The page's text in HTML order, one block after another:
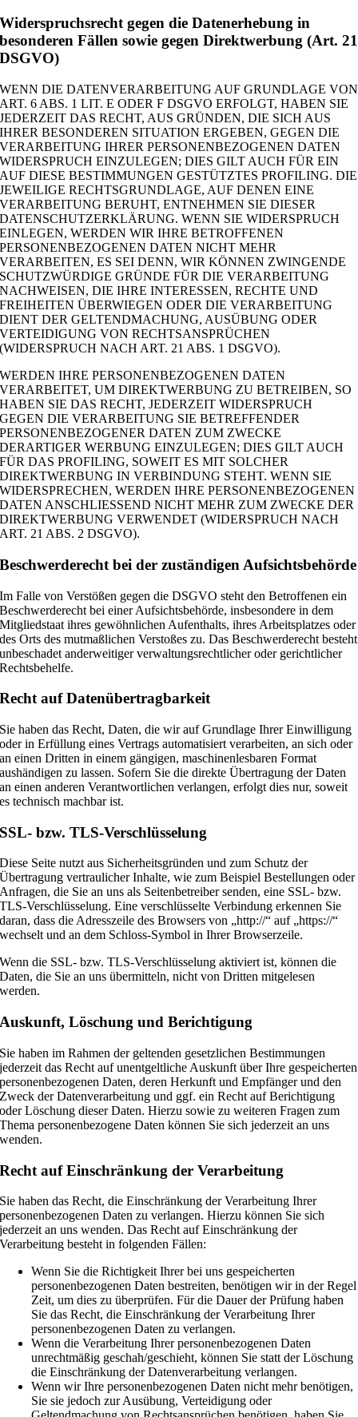
Widerspruchsrecht gegen die Datenerhebung in
besonderen Fällen sowie gegen Direktwerbung (Art. 21
DSGVO)
WENN DIE DATENVERARBEITUNG AUF GRUNDLAGE VON
ART. 6 ABS. 1 LIT. E ODER F DSGVO ERFOLGT, HABEN SIE
JEDERZEIT DAS RECHT, AUS GRÜNDEN, DIE SICH AUS
IHRER BESONDEREN SITUATION ERGEBEN, GEGEN DIE
VERARBEITUNG IHRER PERSONENBEZOGENEN DATEN
WIDERSPRUCH EINZULEGEN; DIES GILT AUCH FÜR EIN
AUF DIESE BESTIMMUNGEN GESTÜTZTES PROFILING. DIE
JEWEILIGE RECHTSGRUNDLAGE, AUF DENEN EINE
VERARBEITUNG BERUHT, ENTNEHMEN SIE DIESER
DATENSCHUTZERKLÄRUNG. WENN SIE WIDERSPRUCH
EINLEGEN, WERDEN WIR IHRE BETROFFENEN
PERSONENBEZOGENEN DATEN NICHT MEHR
VERARBEITEN, ES SEI DENN, WIR KÖNNEN ZWINGENDE
SCHUTZWÜRDIGE GRÜNDE FÜR DIE VERARBEITUNG
NACHWEISEN, DIE IHRE INTERESSEN, RECHTE UND
FREIHEITEN ÜBERWIEGEN ODER DIE VERARBEITUNG
DIENT DER GELTENDMACHUNG, AUSÜBUNG ODER
VERTEIDIGUNG VON RECHTSANSPRÜCHEN
(WIDERSPRUCH NACH ART. 21 ABS. 1 DSGVO).
WERDEN IHRE PERSONENBEZOGENEN DATEN
VERARBEITET, UM DIREKTWERBUNG ZU BETREIBEN, SO
HABEN SIE DAS RECHT, JEDERZEIT WIDERSPRUCH
GEGEN DIE VERARBEITUNG SIE BETREFFENDER
PERSONENBEZOGENER DATEN ZUM ZWECKE
DERARTIGER WERBUNG EINZULEGEN; DIES GILT AUCH
FÜR DAS PROFILING, SOWEIT ES MIT SOLCHER
DIREKTWERBUNG IN VERBINDUNG STEHT. WENN SIE
WIDERSPRECHEN, WERDEN IHRE PERSONENBEZOGENEN
DATEN ANSCHLIESSEND NICHT MEHR ZUM ZWECKE DER
DIREKTWERBUNG VERWENDET (WIDERSPRUCH NACH
ART. 21 ABS. 2 DSGVO).
Beschwerde­recht bei der zuständigen Aufsichts­behörde
Im Falle von Verstößen gegen die DSGVO steht den Betroffenen ein
Beschwerderecht bei einer Aufsichtsbehörde, insbesondere in dem
Mitgliedstaat ihres gewöhnlichen Aufenthalts, ihres Arbeitsplatzes oder
des Orts des mutmaßlichen Verstoßes zu. Das Beschwerderecht besteht
unbeschadet anderweitiger verwaltungsrechtlicher oder gerichtlicher
Rechtsbehelfe.
Recht auf Daten­übertrag­barkeit
Sie haben das Recht, Daten, die wir auf Grundlage Ihrer Einwilligung
oder in Erfüllung eines Vertrags automatisiert verarbeiten, an sich oder
an einen Dritten in einem gängigen, maschinenlesbaren Format
aushändigen zu lassen. Sofern Sie die direkte Übertragung der Daten
an einen anderen Verantwortlichen verlangen, erfolgt dies nur, soweit
es technisch machbar ist.
SSL- bzw. TLS-Verschlüsselung
Diese Seite nutzt aus Sicherheitsgründen und zum Schutz der
Übertragung vertraulicher Inhalte, wie zum Beispiel Bestellungen oder
Anfragen, die Sie an uns als Seitenbetreiber senden, eine SSL- bzw.
TLS-Verschlüsselung. Eine verschlüsselte Verbindung erkennen Sie
daran, dass die Adresszeile des Browsers von „http://“ auf „https://“
wechselt und an dem Schloss-Symbol in Ihrer Browserzeile.
Wenn die SSL- bzw. TLS-Verschlüsselung aktiviert ist, können die
Daten, die Sie an uns übermitteln, nicht von Dritten mitgelesen
werden.
Auskunft, Löschung und Berichtigung
Sie haben im Rahmen der geltenden gesetzlichen Bestimmungen
jederzeit das Recht auf unentgeltliche Auskunft über Ihre gespeicherten
personenbezogenen Daten, deren Herkunft und Empfänger und den
Zweck der Datenverarbeitung und ggf. ein Recht auf Berichtigung
oder Löschung dieser Daten. Hierzu sowie zu weiteren Fragen zum
Thema personenbezogene Daten können Sie sich jederzeit an uns
wenden.
Recht auf Einschränkung der Verarbeitung
Sie haben das Recht, die Einschränkung der Verarbeitung Ihrer
personenbezogenen Daten zu verlangen. Hierzu können Sie sich
jederzeit an uns wenden. Das Recht auf Einschränkung der
Verarbeitung besteht in folgenden Fällen:
Wenn Sie die Richtigkeit Ihrer bei uns gespeicherten
personenbezogenen Daten bestreiten, benötigen wir in der Regel
Zeit, um dies zu überprüfen. Für die Dauer der Prüfung haben
Sie das Recht, die Einschränkung der Verarbeitung Ihrer
personenbezogenen Daten zu verlangen.
Wenn die Verarbeitung Ihrer personenbezogenen Daten
unrechtmäßig geschah/geschieht, können Sie statt der Löschung
die Einschränkung der Datenverarbeitung verlangen.
Wenn wir Ihre personenbezogenen Daten nicht mehr benötigen,
Sie sie jedoch zur Ausübung, Verteidigung oder